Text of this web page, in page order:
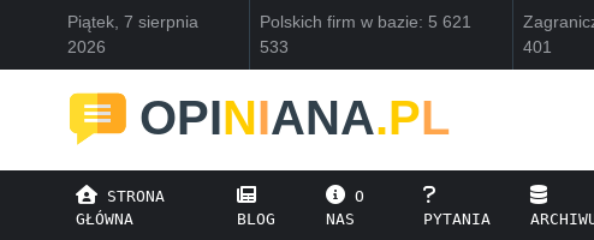
Piątek, 7 sierpnia
2026
Polskich firm w bazie: 5 621
533
401
OPINIANA.PL
STRONA
GŁÓWNA
BLOG
O
NAS
PYTANIA